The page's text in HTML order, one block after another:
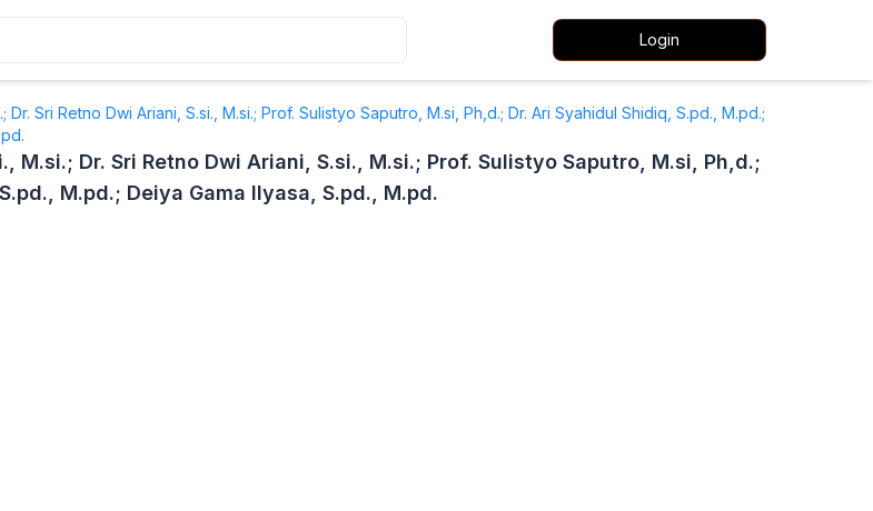
Login
Dr. Sri Retno Dwi Ariani, S.si., M.si.; Prof. Sulistyo Saputro, M.si, Ph,d.; Dr. Ari Syahidul Shidiq, S.pd., M.pd.;
M.si.; Dr. Sri Retno Dwi Ariani, S.si., M.si.; Prof. Sulistyo Saputro, M.si, Ph,d.;
M.pd.; Deiya Gama Ilyasa, S.pd., M.pd.